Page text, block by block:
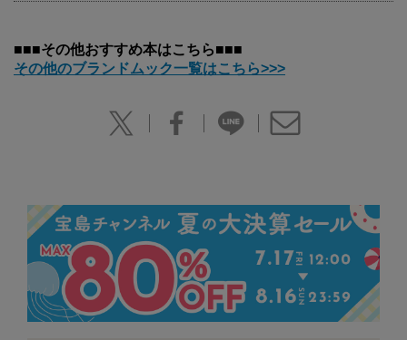
■■■その他おすすめ本はこちら■■■
その他のブランドムック一覧はこちら>>>